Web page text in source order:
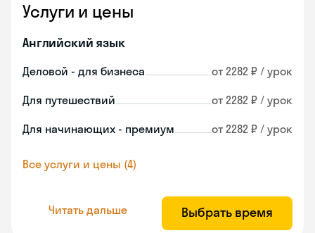
Услуги и цены
Английский язык
Деловой - для бизнеса от 2282 ₽ / урок
Для путешествий от 2282 ₽ / урок
Для начинающих - премиум от 2282 ₽ / урок
Все услуги и цены (4)
Читать дальше Выбрать время